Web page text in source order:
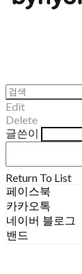
Edit
Delete
글쓴이
Return To List
페이스북
카카오톡
네이버 블로그
밴드